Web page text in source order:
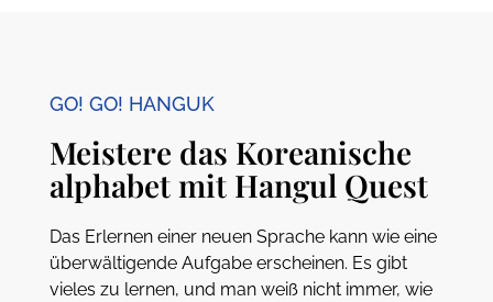
GO! GO! HANGUK
Meistere das Koreanische
alphabet mit Hangul Quest
Das Erlernen einer neuen Sprache kann wie eine
überwältigende Aufgabe erscheinen. Es gibt
vieles zu lernen, und man weiß nicht immer, wie